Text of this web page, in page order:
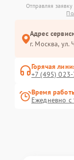
Отправляя
Адрес
г. Москва, ул.
Горячая
+7 (495)
Время
Ежедневно